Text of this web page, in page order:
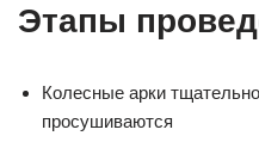
Этапы
Колесные арки
просушиваются